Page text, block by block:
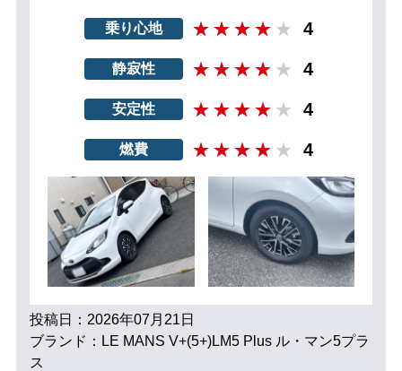
乗り心地 4
静寂性 4
安定性 4
燃費 4
投稿日：2026年07月21日
ブランド：LE MANS V+(5+)LM5 Plus ル・マン5プラ
ス